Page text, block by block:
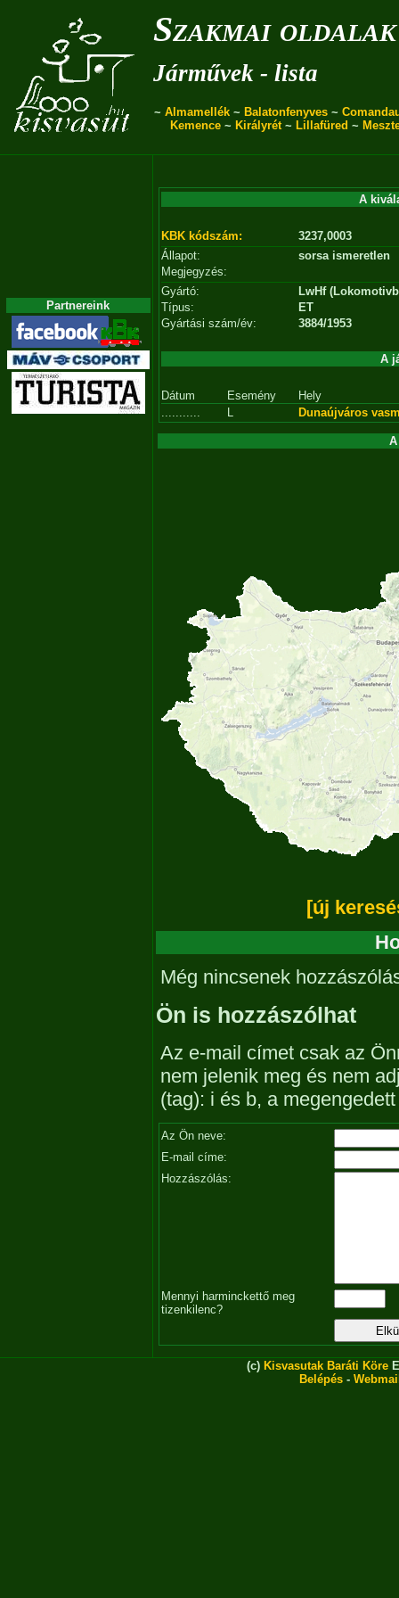
Szakmai oldalak
Járművek - lista
~ Almamellék ~ Balatonfenyves ~
Kemence ~ Királyrét~ Lillafüred ~
Partnereink
A
KBK kódszám:
3237,0003
Állapot:
sorsa ismeretlen
Megjegyzés:
Gyártó:
LwHf
Típus:
ET
Gyártási szám/év:
3884/1953
A
Dátum Esemény
Hely
...........
L Dunaújváros
[új
Még nincsenek
Ön is hozzászólhat
Az e-mail címet csak az
nem jelenik meg és nem
(tag): i és b, a
Az Ön neve:
E-mail címe:
Hozzászólás:
Mennyi harminckettő meg
tizenkilenc?
(c) Kisvasutak Baráti Köre
Belépés -